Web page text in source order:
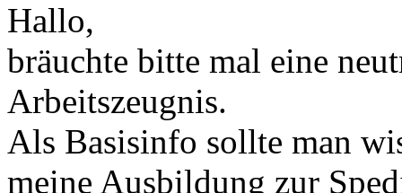
Hallo,
bräuchte bitte mal eine
Arbeitszeugnis.
Als Basisinfo sollte man
meine Ausbildung zur